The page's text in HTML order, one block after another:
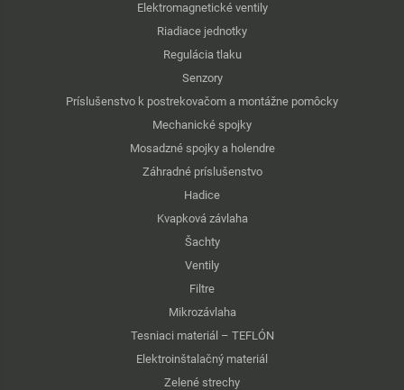
Elektromagnetické ventily
Riadiace jednotky
Regulácia tlaku
Senzory
Príslušenstvo k postrekovačom a montážne pomôcky
Mechanické spojky
Mosadzné spojky a holendre
Záhradné príslušenstvo
Hadice
Kvapková závlaha
Šachty
Ventily
Filtre
Mikrozávlaha
Tesniaci materiál – TEFLÓN
Elektroinštalačný materiál
Zelené strechy